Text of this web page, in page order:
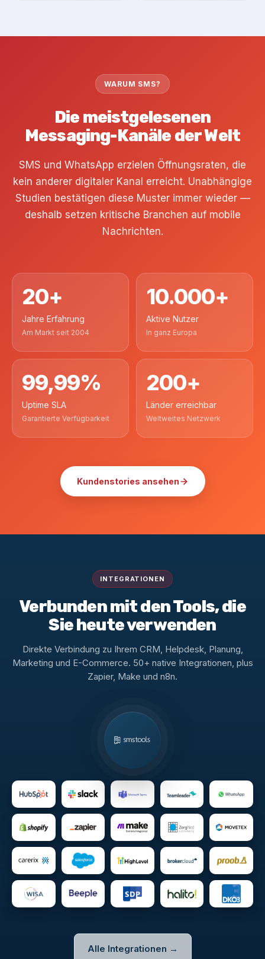
WARUM SMS?
Die meistgelesenen
Messaging-Kanäle der Welt
SMS und WhatsApp erzielen Öffnungsraten, die
kein anderer digitaler Kanal erreicht. Unabhängige
Studien bestätigen diese Muster immer wieder —
deshalb setzen kritische Branchen auf mobile
Nachrichten.
20+
Jahre Erfahrung
Am Markt seit 2004
10.000+
Aktive Nutzer
In ganz Europa
99,99%
Uptime SLA
Garantierte Verfügbarkeit
200+
Länder erreichbar
Weltweites Netzwerk
Kundenstories ansehen
INTEGRATIONEN
Verbunden mit den Tools, die
Sie heute verwenden
Direkte Verbindung zu Ihrem CRM, Helpdesk, Planung,
Marketing und E-Commerce. 50+ native Integrationen, plus
Zapier, Make und n8n.
Alle Integrationen →